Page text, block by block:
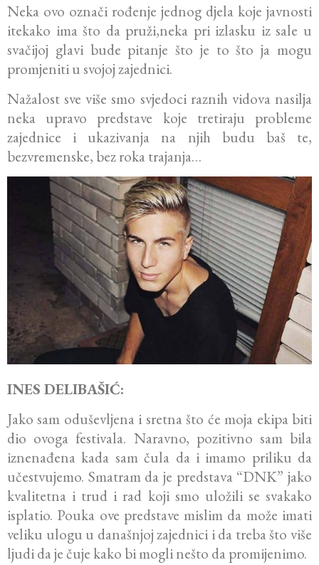
Neka ovo označi rođenje jednog djela koje javnosti
itekako ima što da pruži,neka pri izlasku iz sale u
svačijoj glavi bude pitanje što je to što ja mogu
promjeniti u svojoj zajednici.
Nažalost sve više smo svjedoci raznih vidova nasilja
neka upravo predstave koje tretiraju probleme
zajednice i ukazivanja na njih budu baš te,
bezvremenske, bez roka trajanja…
INES DELIBAŠIĆ:
Jako sam oduševljena i sretna što će moja ekipa biti
dio ovoga festivala. Naravno, pozitivno sam bila
iznenađena kada sam čula da i imamo priliku da
učestvujemo. Smatram da je predstava “DNK” jako
kvalitetna i trud i rad koji smo uložili se svakako
isplatio. Pouka ove predstave mislim da može imati
veliku ulogu u današnjoj zajednici i da treba što više
ljudi da je čuje kako bi mogli nešto da promijenimo.